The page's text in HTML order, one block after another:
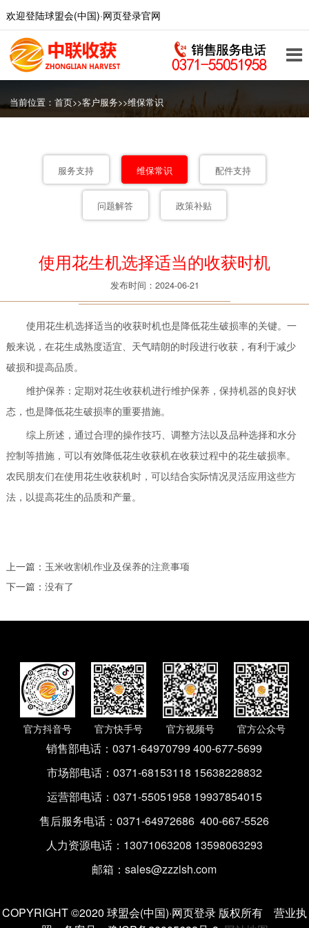
欢迎登陆球盟会(中国)·网页登录官网
当前位置：首页>>客户服务>>维保常识
服务支持 维保常识 配件支持
问题解答 政策补贴
使用花生机​选择适当的收获时机
发布时间：2024-06-21
使用花生机选择适当的收获时机也是降低花生破损率的关键。一
般来说，在花生成熟度适宜、天气晴朗的时段进行收获，有利于减少
破损和提高品质。
维护保养：定期对花生收获机进行维护保养，保持机器的良好状
态，也是降低花生破损率的重要措施。
综上所述，通过合理的操作技巧、调整方法以及品种选择和水分
控制等措施，可以有效降低花生收获机在收获过程中的花生破损率。
农民朋友们在使用花生收获机时，可以结合实际情况灵活应用这些方
法，以提高花生的品质和产量。
上一篇： 玉米收割机作业及保养的注意事项
下一篇： 没有了
官方抖音号 官方快手号 官方视频号 官方公众号
销售部电话：0371-64970799 400-677-5699
市场部电话： 0371-68153118 15638228832
运营部电话： 0371-55051958 19937854015
售后服务电话：0371-64972686 400-667-5526
人力资源电话： 13071063208 13598063293
邮箱：sales@zzzlsh.com
COPYRIGHT ©2020 球盟会(中国)·网页登录 版权所有
营业执